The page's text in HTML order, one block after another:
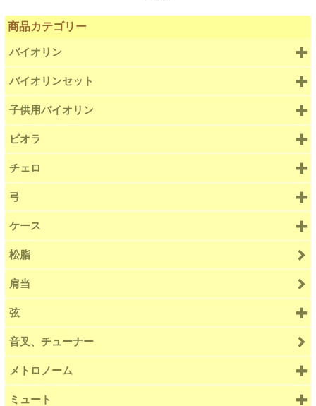
商品カテゴリー
バイオリン
バイオリンセット
子供用バイオリン
ビオラ
チェロ
弓
ケース
松脂
肩当
弦
音叉、チューナー
メトロノーム
ミュート